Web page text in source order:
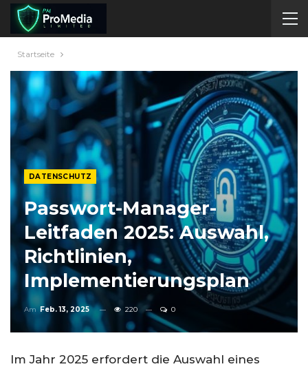
Startseite
DATENSCHUTZ
Passwort-Manager-
Leitfaden 2025: Auswahl,
Richtlinien,
Implementierungsplan
Am Feb. 13, 2025 220 0
Im Jahr 2025 erfordert die Auswahl eines